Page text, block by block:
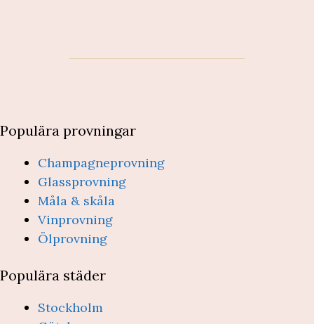
Populära provningar
Champagneprovning
Glassprovning
Måla & skåla
Vinprovning
Ölprovning
Populära städer
Stockholm